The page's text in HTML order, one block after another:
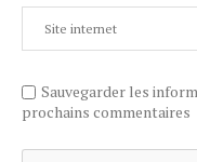
Sauvegarder les
prochains commentaires